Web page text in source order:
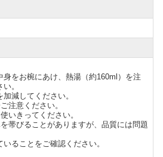
身をお椀にあけ、熱湯（約160ml）を注
。
減してください。
注意ください。
いきってください。
帯びることがありますが、品質には問題
ることをご確認ください。